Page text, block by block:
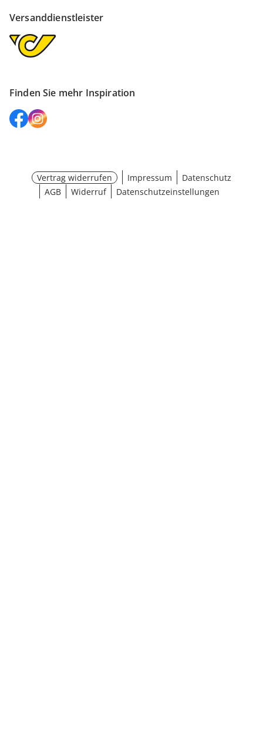
Versanddienstleister
Finden Sie mehr Inspiration
Vertrag widerrufen Impressum
Datenschutz
AGB
Widerruf Datenschutzeinstellungen